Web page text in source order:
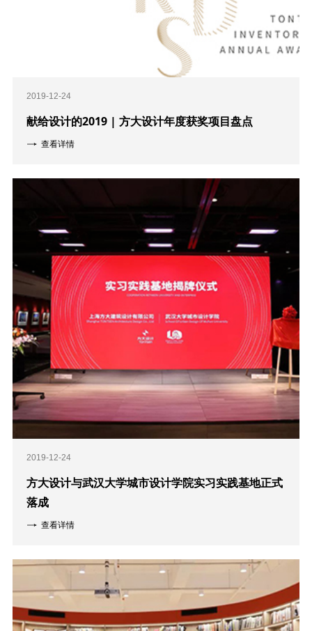
2019-12-24
献给设计的2019 | 方大设计年度获奖项目盘点
查看详情
2019-12-24
方大设计与武汉大学城市设计学院实习实践基地正式
落成
查看详情